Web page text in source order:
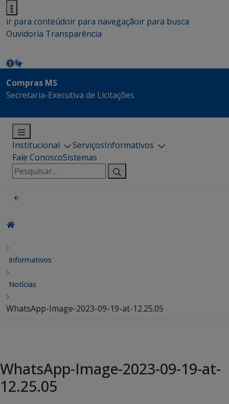
ir para conteúdoir para navegaçãoir para busca
Ouvidoria Transparência
Compras MS
Secretaria-Executiva de Licitações
Institucional ServiçosInformativos
Fale ConoscoSistemas
Pesquisar
por:
Informativos
Notícias
WhatsApp-Image-2023-09-19-at-12.25.05
WhatsApp-Image-2023-09-19-at-
12.25.05